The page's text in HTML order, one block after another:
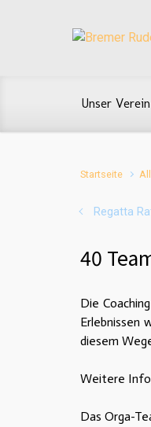
Unser Verein
Startseite
Regatta
40
Die
Erlebnissen
diesem
Weitere
Das Orga-